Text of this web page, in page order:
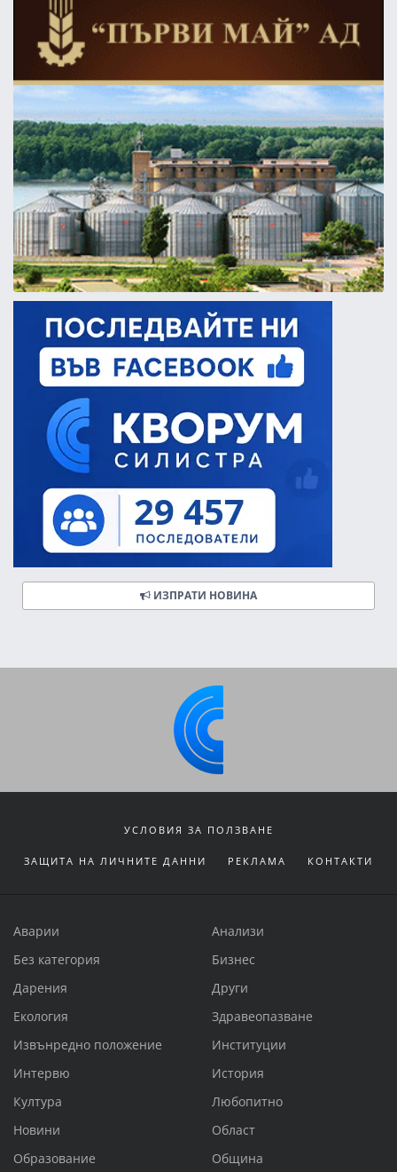
ИЗПРАТИ НОВИНА
УСЛОВИЯ ЗА ПОЛЗВАНЕ
ЗАЩИТА НА ЛИЧНИТЕ ДАННИ РЕКЛАМА КОНТАКТИ
Аварии
Анализи
Без категория
Бизнес
Дарения
Други
Екология
Здравеопазване
Извънредно положение
Институции
Интервю
История
Култура
Любопитно
Новини
Област
Образование
Община